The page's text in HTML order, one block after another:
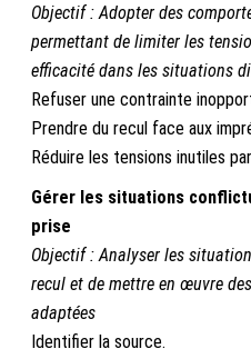
Objectif :Adopter des
permettant de limiter les
efficacité dans les situations
Refuser une contrainte
Prendre du recul face aux
Réduire les tensions inutiles
Gérer les situations
prise
Objectif : Analyser les
recul et de mettre en œuvre
adaptées
Identifier la source.